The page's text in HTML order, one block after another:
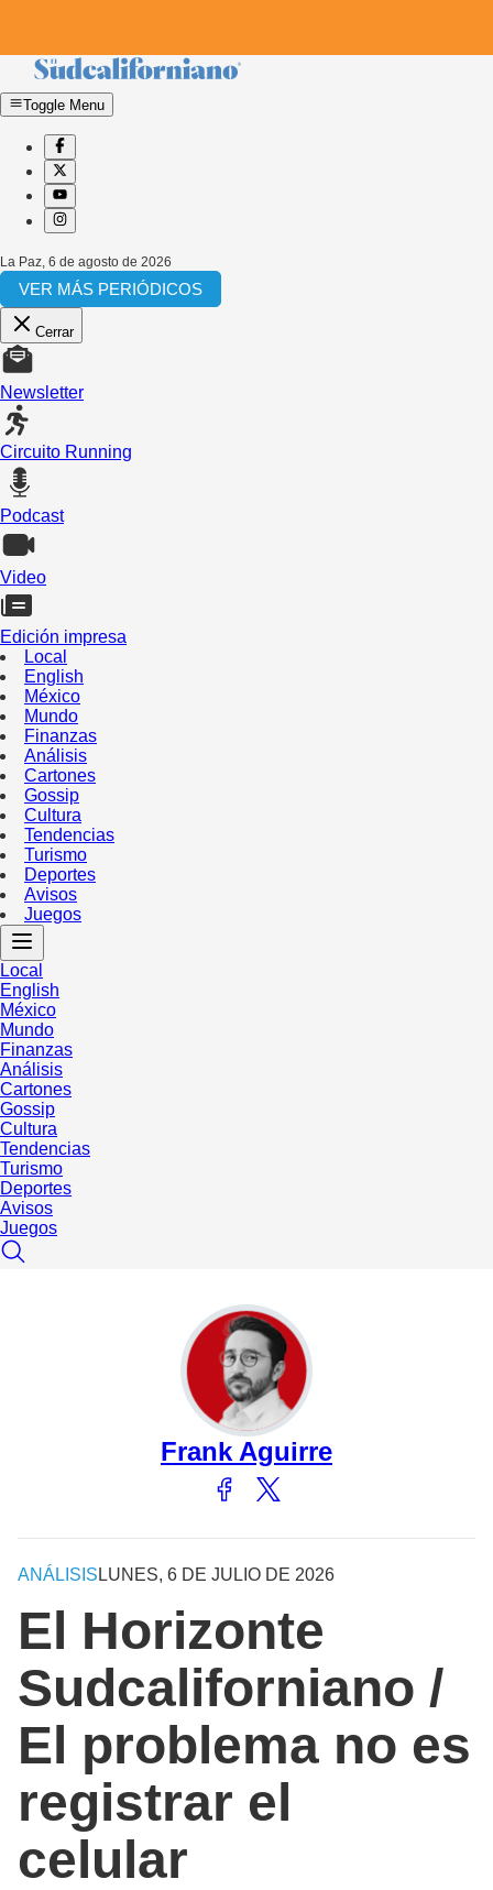
Toggle Menu
La Paz 6 de agosto de 2026
VER MÁS PERIÓDICOS
Cerrar
Newsletter
Circuito Running
Podcast
Video
Edición impresa
Local
English
México
Mundo
Finanzas
Análisis
Cartones
Gossip
Cultura
Tendencias
Turismo
Deportes
Avisos
Juegos
Local
English
México
Mundo
Finanzas
Análisis
Cartones
Gossip
Cultura
Tendencias
Turismo
Deportes
Avisos
Juegos
Frank Aguirre
ANÁLISIS LUNES, 6 DE JULIO DE 2026
El Horizonte
Sudcaliforniano /
El problema no es
registrar el
celular